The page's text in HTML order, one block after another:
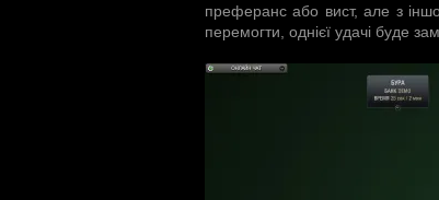
преферанс або вист, але з
перемогти, однієї удачі буде